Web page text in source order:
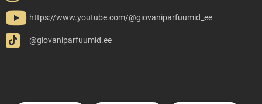
https://www.youtube.com/@giovaniparfuumid_ee
@giovaniparfuumid.ee